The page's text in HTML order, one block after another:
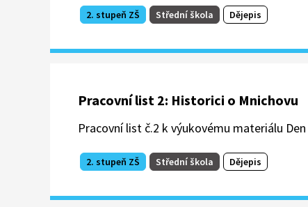
2. stupeň ZŠ Střední škola Dějepis
Pracovní list 2: Historici o Mnichovu
Pracovní list č.2 k výukovému materiálu
2. stupeň ZŠ Střední škola Dějepis